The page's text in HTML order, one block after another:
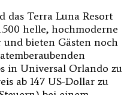
das Terra Luna Resort
helle, hochmoderne
und bieten Gästen noch
in Universal Orlando zu
ab 147 US-Dollar zu